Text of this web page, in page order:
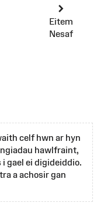
Eitem
Nesaf
celf hwn ar hyn
hawlfraint,
gael ei digideiddio.
a achosir gan